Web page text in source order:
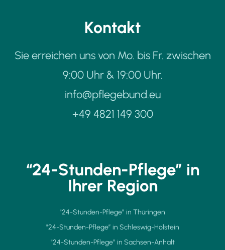
Kontakt
Sie erreichen uns von Mo. bis Fr. zwischen
9:00 Uhr & 19:00 Uhr.
info@pflegebund.eu
+49 4821 149 300
“24-Stunden-Pflege” in
Ihrer Region
"24-Stunden-Pflege” in Thüringen
"24-Stunden-Pflege” in Schleswig-Holstein
"24-Stunden-Pflege” in Sachsen-Anhalt